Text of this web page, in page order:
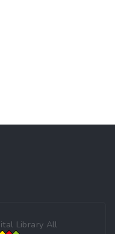
Library All